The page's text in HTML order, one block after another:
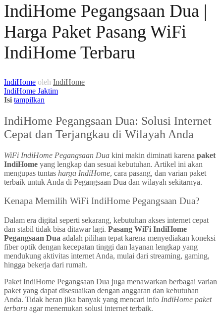
IndiHome Pegangsaan Dua |
Harga Paket Pasang WiFi
IndiHome Terbaru
IndiHome oleh IndiHome
IndiHome Jaktim
Isi tampilkan
IndiHome Pegangsaan Dua: Solusi Internet
Cepat dan Terjangkau di Wilayah Anda
WiFi IndiHome Pegangsaan Dua kini makin diminati karena paket
IndiHome yang lengkap dan sesuai kebutuhan. Artikel ini akan
mengupas tuntas harga IndiHome, cara pasang, dan varian paket
terbaik untuk Anda di Pegangsaan Dua dan wilayah sekitarnya.
Kenapa Memilih WiFi IndiHome Pegangsaan Dua?
Dalam era digital seperti sekarang, kebutuhan akses internet cepat
dan stabil tidak bisa ditawar lagi. Pasang WiFi IndiHome
Pegangsaan Dua adalah pilihan tepat karena menyediakan koneksi
fiber optik dengan kecepatan tinggi dan layanan lengkap yang
mendukung aktivitas internet Anda, mulai dari streaming, gaming,
hingga bekerja dari rumah.
Paket IndiHome Pegangsaan Dua juga menawarkan berbagai varian
paket yang dapat disesuaikan dengan anggaran dan kebutuhan
Anda. Tidak heran jika banyak yang mencari info IndiHome paket
terbaru agar menemukan solusi internet terbaik.